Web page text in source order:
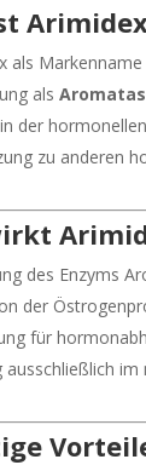
als
als
der
zu anderen
des Enzyms
der
für
ausschließlich